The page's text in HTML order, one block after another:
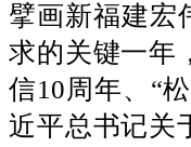
擘画新福建宏
求的关键一年
信10周年、“
近平总书记关